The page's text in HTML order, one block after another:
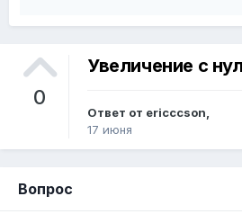
0
Увеличение с
Ответ от ericccson,
17 июня
Вопрос